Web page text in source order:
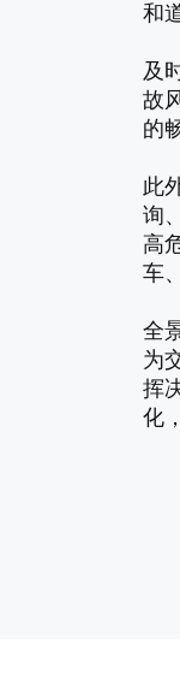
和
及
故
的
此
询
高
车
全
为
挥
化